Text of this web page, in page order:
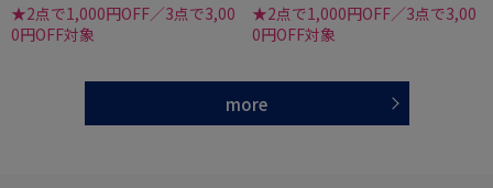
★2点で1,000円OFF／3点で3,00
0円OFF対象
★2点で1,000円OFF／3点で3,00
0円OFF対象
more